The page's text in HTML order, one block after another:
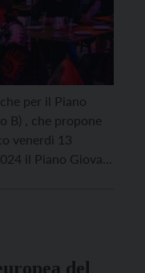
per il Piano
B) , che propone
venerdì 13
il Piano Giovani
del